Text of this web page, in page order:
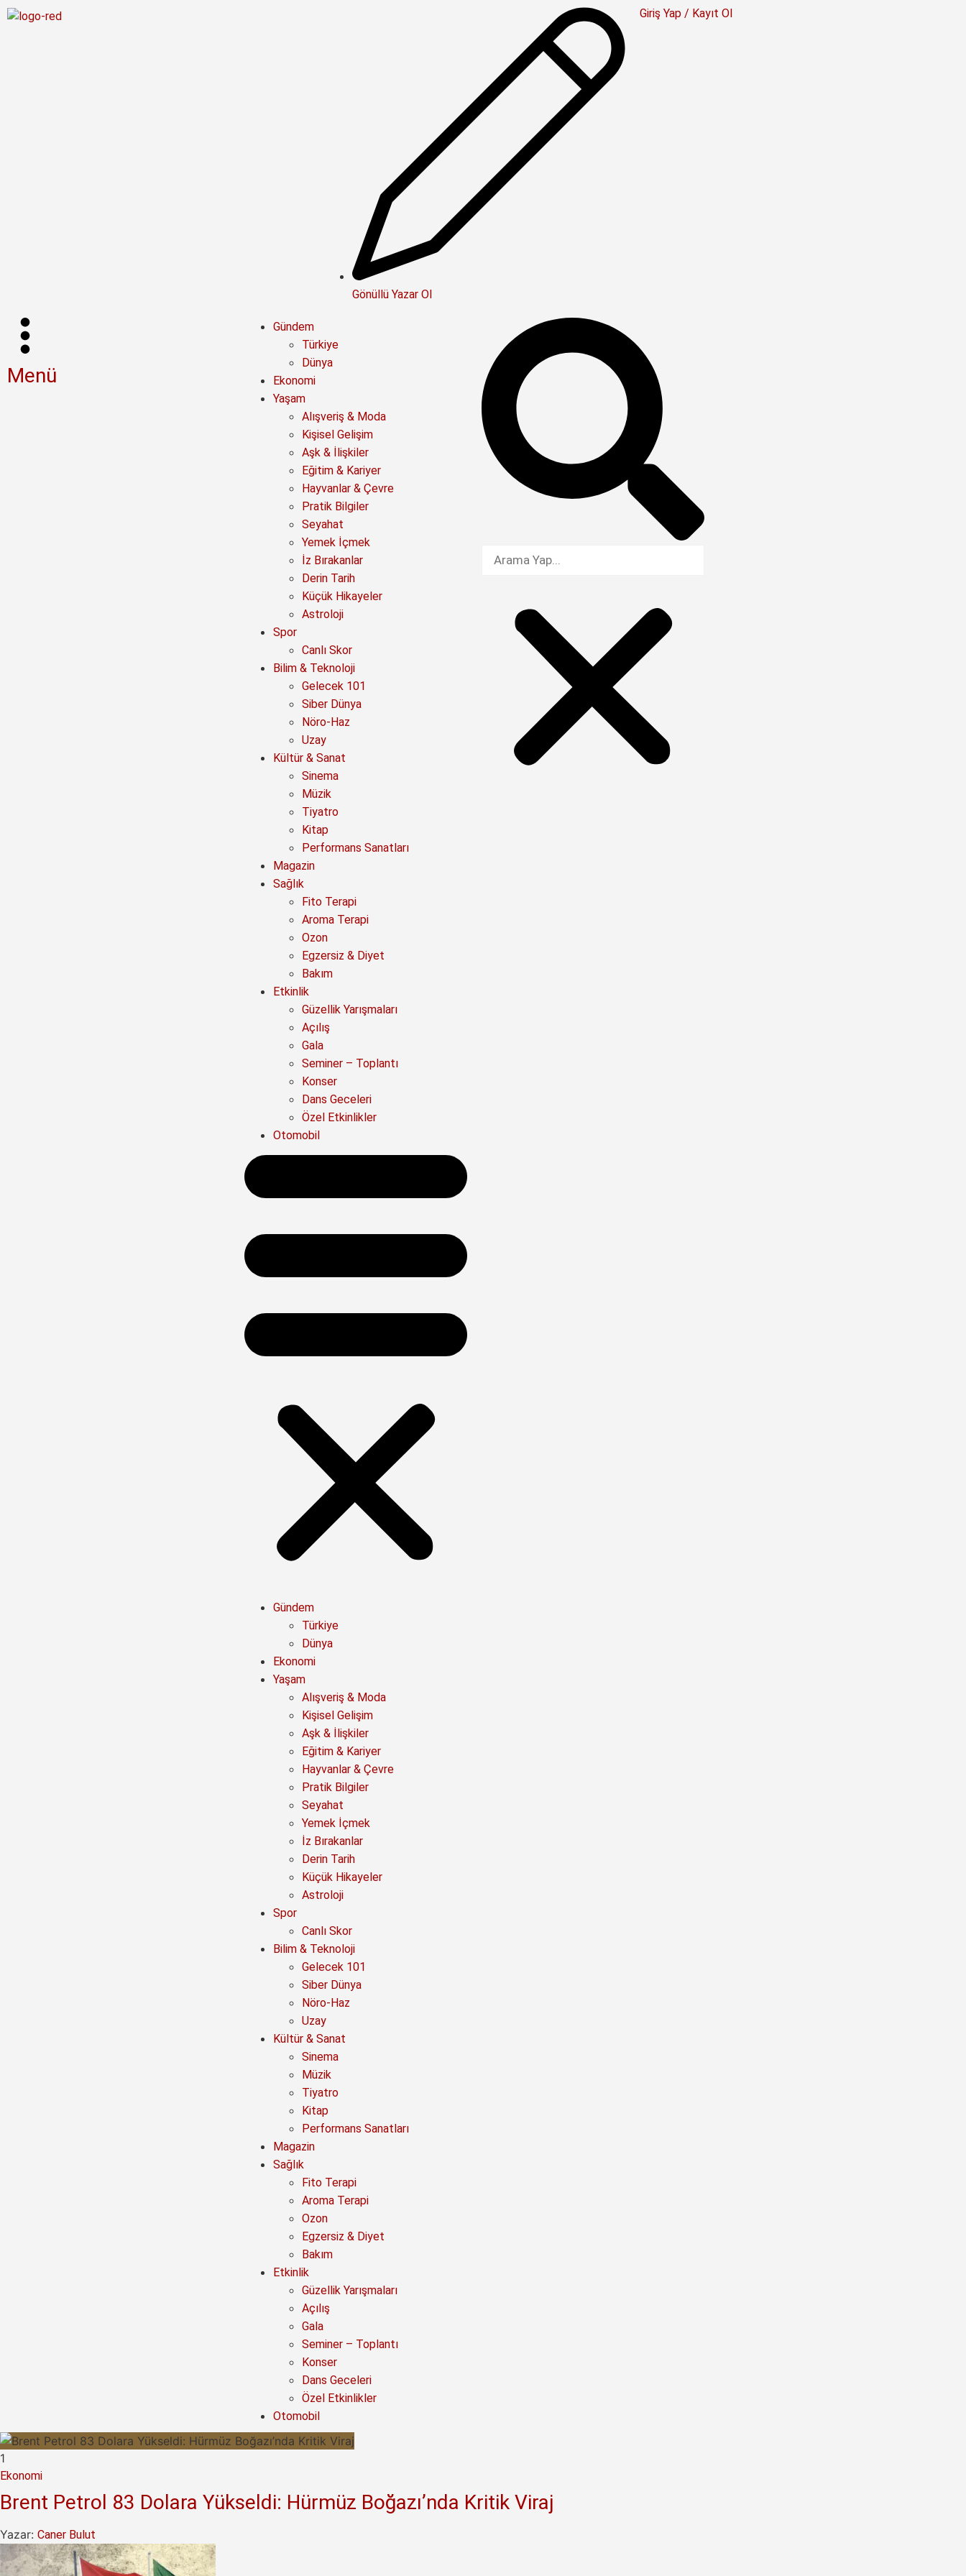
Gönüllü Yazar Ol
Giriş Yap / Kayıt Ol
Menü
Gündem
Türkiye
Dünya
Ekonomi
Yaşam
Alışveriş & Moda
Kişisel Gelişim
Aşk & İlişkiler
Eğitim & Kariyer
Hayvanlar & Çevre
Pratik Bilgiler
Seyahat
Yemek İçmek
İz Bırakanlar
Derin Tarih
Küçük Hikayeler
Astroloji
Spor
Canlı Skor
Bilim & Teknoloji
Gelecek 101
Siber Dünya
Nöro-Haz
Uzay
Kültür & Sanat
Sinema
Müzik
Tiyatro
Kitap
Performans Sanatları
Magazin
Sağlık
Fito Terapi
Aroma Terapi
Ozon
Egzersiz & Diyet
Bakım
Etkinlik
Güzellik Yarışmaları
Açılış
Gala
Seminer – Toplantı
Konser
Dans Geceleri
Özel Etkinlikler
Otomobil
Gündem
Türkiye
Dünya
Ekonomi
Yaşam
Alışveriş & Moda
Kişisel Gelişim
Aşk & İlişkiler
Eğitim & Kariyer
Hayvanlar & Çevre
Pratik Bilgiler
Seyahat
Yemek İçmek
İz Bırakanlar
Derin Tarih
Küçük Hikayeler
Astroloji
Spor
Canlı Skor
Bilim & Teknoloji
Gelecek 101
Siber Dünya
Nöro-Haz
Uzay
Kültür & Sanat
Sinema
Müzik
Tiyatro
Kitap
Performans Sanatları
Magazin
Sağlık
Fito Terapi
Aroma Terapi
Ozon
Egzersiz & Diyet
Bakım
Etkinlik
Güzellik Yarışmaları
Açılış
Gala
Seminer – Toplantı
Konser
Dans Geceleri
Özel Etkinlikler
Otomobil
1
Ekonomi
Brent Petrol 83 Dolara Yükseldi: Hürmüz Boğazı’nda Kritik Viraj
Yazar: Caner Bulut